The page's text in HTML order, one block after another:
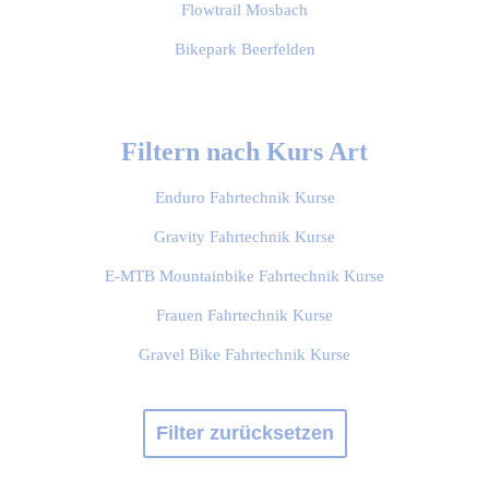
Flowtrail Mosbach
Bikepark Beerfelden
Filtern nach Kurs Art
Enduro Fahrtechnik Kurse
Gravity Fahrtechnik Kurse
E-MTB Mountainbike Fahrtechnik Kurse
Frauen Fahrtechnik Kurse
Gravel Bike Fahrtechnik Kurse
Filter zurücksetzen